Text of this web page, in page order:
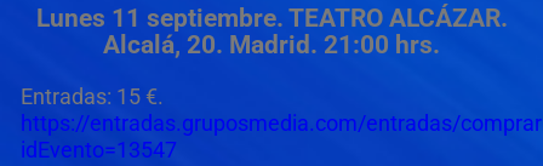
Lunes 11 septiembre. TEATRO ALCÁZAR.
Alcalá, 20. Madrid. 21:00 hrs.
Entradas: 15 €.
https://entradas.gruposmedia.com/entradas/
idEvento=13547